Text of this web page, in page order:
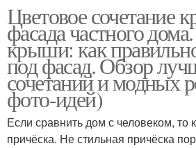
Цветовое сочетание
фасада частного
крыши: как
под фасад. Обзор
сочетаний и модных
фото-идей)
Если сравнить дом с человеком, то
причёска. Не стильная причёска